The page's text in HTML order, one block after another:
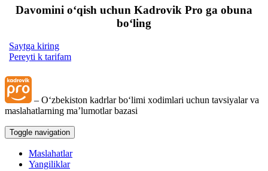
Davomini oʻqish uchun Kadrovik Pro ga obuna
boʻling
Saytga kiring
Pereyti k tarifam
– Oʻzbekiston kadrlar boʻlimi хodimlari uchun tavsiyalar va
maslahatlarning ma’lumotlar bazasi
Toggle navigation
Maslahatlar
Yangiliklar